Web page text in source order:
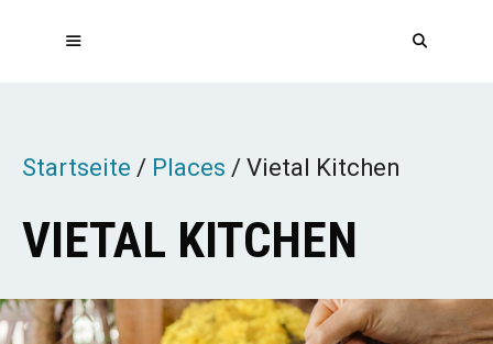
Startseite / Places / Vietal Kitchen
VIETAL KITCHEN